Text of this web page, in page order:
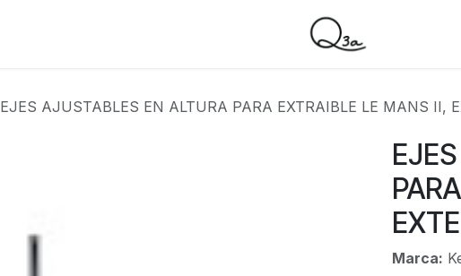
EJES AJUSTABLES EN ALTURA PARA EXTRAIBLE LE MANS II,
Marca: